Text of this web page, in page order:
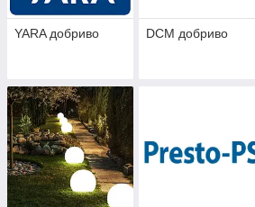
YARA добриво DCM добриво